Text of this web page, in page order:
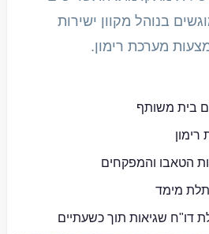
בנוהל מקוון ישירות
מערכת רימון.
בית משותף
הטאבו והמפקחים
מימד
דו"ח שגיאות תוך כשעתיים